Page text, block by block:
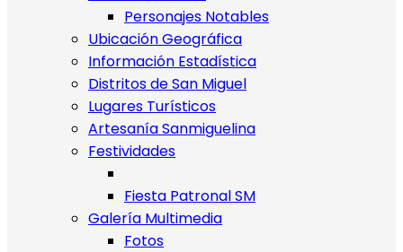
Personajes Notables
Ubicación Geográfica
Información Estadística
Distritos de San Miguel
Lugares Turísticos
Artesanía Sanmiguelina
Festividades
Fiesta Patronal SM
Galería Multimedia
Fotos